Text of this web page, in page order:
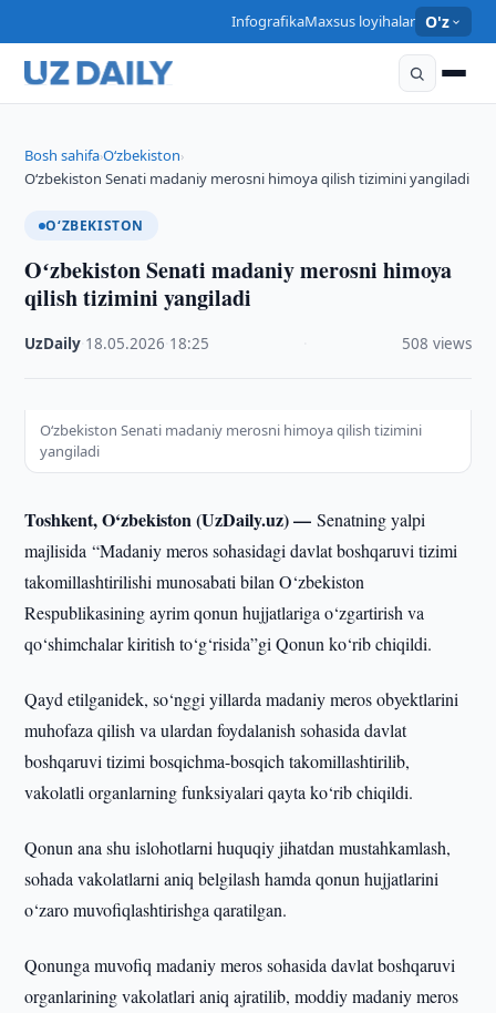
InfografikaMaxsus loyihalar O'z
Bosh sahifa›O‘zbekiston›
Oʻzbekiston Senati madaniy merosni himoya qilish tizimini yangiladi
O‘ZBEKISTON
Oʻzbekiston Senati madaniy merosni himoya
qilish tizimini yangiladi
UzDaily 18.05.2026 18:25 508 views
Oʻzbekiston Senati madaniy merosni himoya qilish tizimini
yangiladi
Toshkent, O‘zbekiston (UzDaily.uz) —Senatning yalpi
majlisida “Madaniy meros sohasidagi davlat boshqaruvi tizimi
takomillashtirilishi munosabati bilan O‘zbekiston
Respublikasining ayrim qonun hujjatlariga o‘zgartirish va
qo‘shimchalar kiritish to‘g‘risida”gi Qonun ko‘rib chiqildi.
Qayd etilganidek, so‘nggi yillarda madaniy meros obyektlarini
muhofaza qilish va ulardan foydalanish sohasida davlat
boshqaruvi tizimi bosqichma-bosqich takomillashtirilib,
vakolatli organlarning funksiyalari qayta ko‘rib chiqildi.
Qonun ana shu islohotlarni huquqiy jihatdan mustahkamlash,
sohada vakolatlarni aniq belgilash hamda qonun hujjatlarini
o‘zaro muvofiqlashtirishga qaratilgan.
Qonunga muvofiq madaniy meros sohasida davlat boshqaruvi
organlarining vakolatlari aniq ajratilib, moddiy madaniy meros